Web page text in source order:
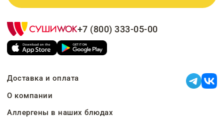
+7 (800) 333-05-00
Доставка и оплата
О компании
Аллергены в наших блюдах